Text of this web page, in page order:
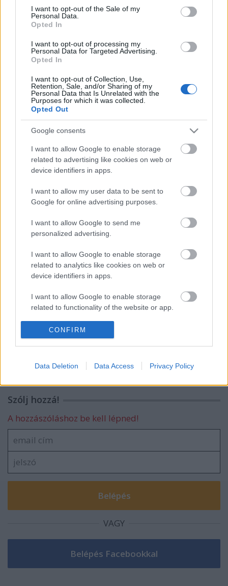
consent section.
I want to opt-out of the Sale of my
Personal Data.
Opted In
I want to opt-out of processing my
Personal Data for Targeted Advertising.
Opted In
I want to opt-out of Collection, Use,
Retention, Sale, and/or Sharing of my
Personal Data that Is Unrelated with the
Purposes for which it was collected.
Opted Out
Google consents
I want to allow Google to enable storage
related to advertising like cookies on web or
device identifiers in apps.
I want to allow my user data to be sent to
Google for online advertising purposes.
I want to allow Google to send me
personalized advertising.
I want to allow Google to enable storage
related to analytics like cookies on web or
device identifiers in apps.
I want to allow Google to enable storage
related to functionality of the website or app.
I want to allow Google to enable storage
related to personalization.
related to security, including authentication
CONFIRM
Data Deletion Data Access Privacy Policy
Címkék:budapest kína üzlet gazdaság
konferencia
magyarország rendezvény
fair
tolmácsolás miniszterelnöki hivatal
fair 2009
chtf
Ajánlott bejegyzések:
Európa rádió: Kínai szak indul a KRE-n
Nagy Kínai Újévi Hangverseny február 3-
án a Művészetek Palotájában
Hívja meg ismerősét a 114. Kantoni
Szólj hozzá!
A hozzászóláshoz be kell lépned!
VAGY